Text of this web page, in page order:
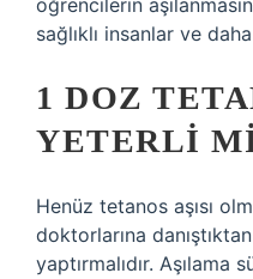
öğrencilerin
sağlıklı insanlar ve
1 DOZ
YETERLI
Henüz tetanos aşısı
doktorlarına
yaptırmalıdır.